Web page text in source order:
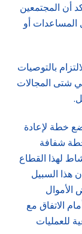
أن المجتمعين
المساعدات أو
بالتوصيات
شتى المجالات
خطة لإعادة
شفافة
لهذا القطاع
هذا السبيل
الأموال
الاتفاق مع
للعمليات